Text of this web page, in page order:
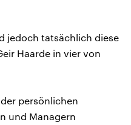
jedoch tatsächlich diese
Haarde in vier von
persönlichen
und Managern